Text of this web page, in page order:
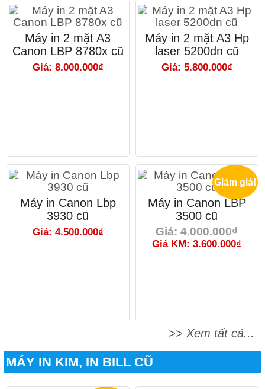
Máy in 2 mặt A3
Canon LBP 8780x cũ
Giá: 8.000.000₫
Máy in 2 mặt A3 Hp
laser 5200dn cũ
Giá: 5.800.000₫
Máy in Canon Lbp
3930 cũ
Giá: 4.500.000₫
Giảm giá!
Máy in Canon LBP
3500 cũ
Giá: 4.000.000₫
Giá KM: 3.600.000₫
>> Xem tất cả...
MÁY IN KIM, IN BILL CŨ